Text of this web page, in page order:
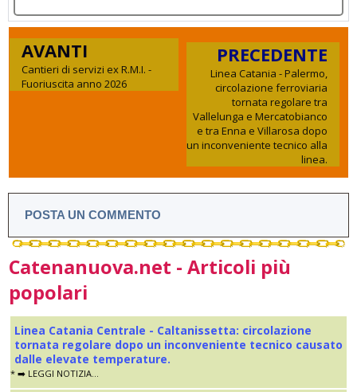
AVANTI
Cantieri di servizi ex R.M.I. -
Fuoriuscita anno 2026
PRECEDENTE
Linea Catania - Palermo,
circolazione ferroviaria
tornata regolare tra
Vallelunga e Mercatobianco
e tra Enna e Villarosa dopo
un inconveniente tecnico alla
linea.
POSTA UN COMMENTO
Catenanuova.net - Articoli più
popolari
Linea Catania Centrale - Caltanissetta: circolazione
tornata regolare dopo un inconveniente tecnico causato
dalle elevate temperature.
* ➡️ LEGGI NOTIZIA...